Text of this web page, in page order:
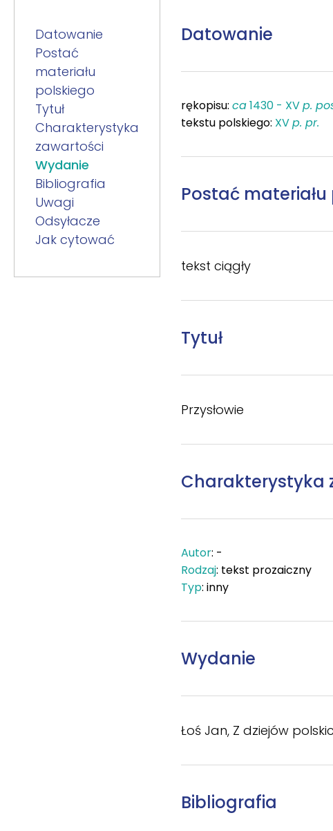
Datowanie
Postać
materiału
polskiego
Tytuł
Charakterystyka
zawartości
Wydanie
Bibliografia
Uwagi
Odsyłacze
Jak cytować
Datowanie
rękopisu: ca1430 - XVp.
tekstu polskiego: XVp. pr.
Postać
tekst ciągły
Tytuł
Przysłowie
Charakterystyka
Autor: -
Rodzaj: tekst prozaiczny
Typ: inny
Wydanie
Łoś Jan, Z dziejów
Bibliografia